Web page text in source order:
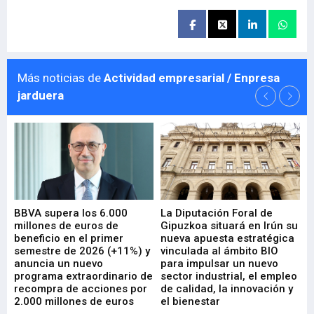
Más noticias de Actividad empresarial / Enpresa
jarduera
BBVA supera los 6.000
millones de euros de
beneficio en el primer
semestre de 2026 (+11%) y
anuncia un nuevo
programa extraordinario de
recompra de acciones por
2.000 millones de euros
La Diputación Foral de
Gipuzkoa situará en Irún su
nueva apuesta estratégica
vinculada al ámbito BIO
para impulsar un nuevo
sector industrial, el empleo
de calidad, la innovación y
el bienestar